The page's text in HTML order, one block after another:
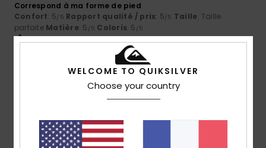
Correspond à ma forme de pied
Confort: 5/5 Rapport qualité / prix: 5/5 Taille: Taille
parfaite Matière: 5 /5 Coloris: 5 /5
Je recommande ce produit
4/5
2 juillet 2026
C’est joli et très pratique
WELCOME TO QUIKSILVER
Choose your country